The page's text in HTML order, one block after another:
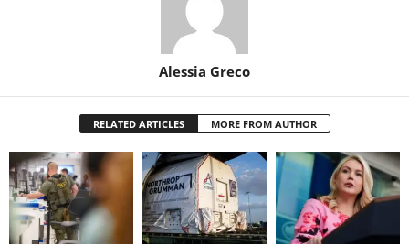
Alessia Greco
RELATED ARTICLES MORE FROM AUTHOR